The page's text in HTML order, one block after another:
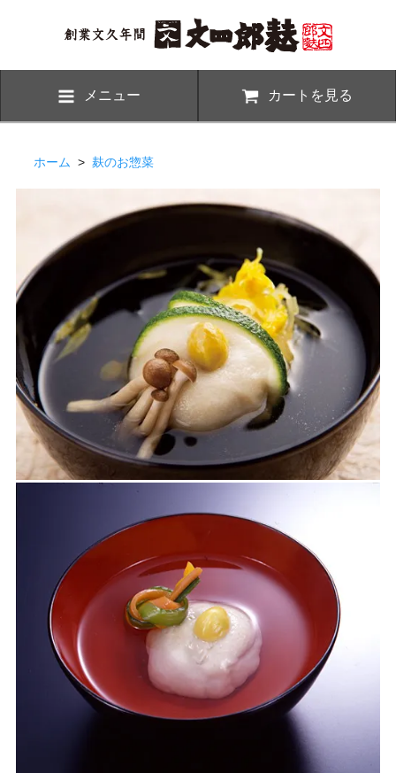
メニュー カートを見る
ホーム > 麸のお惣菜